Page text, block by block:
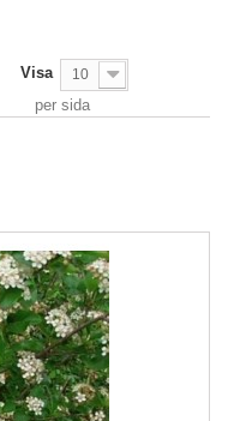
Visa 10
per sida